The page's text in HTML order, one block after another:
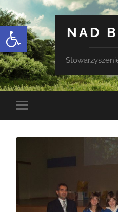
Otwórz pasek
NAD
Toggle
mobile